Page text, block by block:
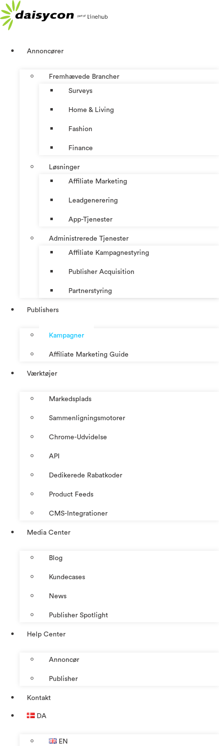
Videre
til
indhold
Annoncører
Fremhævede Brancher
Surveys
Home & Living
Fashion
Finance
Løsninger
Affiliate Marketing
Leadgenerering
App-Tjenester
Administrerede Tjenester
Affiliate Kampagnestyring
Publisher Acquisition
Partnerstyring
Publishers
Kampagner
Affiliate Marketing Guide
Værktøjer
Markedsplads
Sammenligningsmotorer
Chrome-Udvidelse
API
Dedikerede Rabatkoder
Product Feeds
CMS-Integrationer
Media Center
Blog
Kundecases
News
Publisher Spotlight
Help Center
Annoncør
Publisher
Kontakt
DA
EN